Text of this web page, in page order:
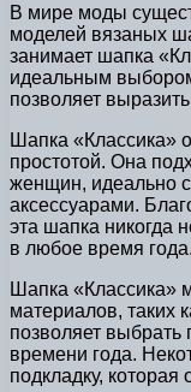
В мире моды
моделей вязаных
занимает шапка
идеальным
позволяет
Шапка «Классика»
простотой. Она
женщин, идеально
аксессуарами.
эта шапка никогда
в любое время года.
Шапка «Классика»
материалов, таких
позволяет
времени года.
подкладку,